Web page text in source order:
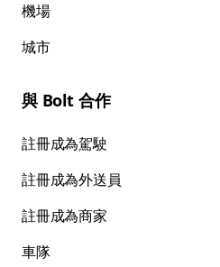
機場
城市
與 Bolt 合作
註冊成為駕駛
註冊成為外送員
註冊成為商家
車隊